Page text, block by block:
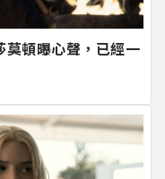
莫頓曝心聲，已經一